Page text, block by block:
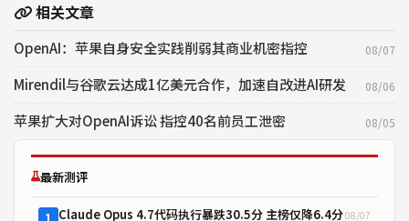
相关文章
OpenAI：苹果自身安全实践削弱其商业机密指控 08/07
Mirendil与谷歌云达成1亿美元合作，加速自改进AI研发 08/06
苹果扩大对OpenAI诉讼 指控40名前员工泄密 08/05
最新测评
1 Claude Opus 4.7代码执行暴跌30.5分 主榜仅降6.4分08/07